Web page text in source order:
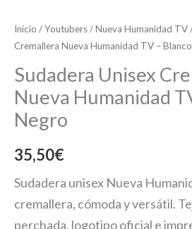
Inicio /Youtubers/Nueva Humanidad TV
Cremallera Nueva Humanidad TV –
Sudadera Unisex
Nueva Humanidad
Negro
35,50€
Sudadera unisex Nueva
cremallera, cómoda y versátil.
perchada, logotipo oficial e